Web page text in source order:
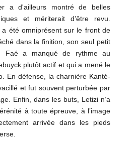
a d'ailleurs montré de belles
et mériterait d’être revu.
a été omniprésent sur le front de
dans la finition, son seul petit
Faé a manqué de rythme au
plutôt actif et qui a mené le
En défense, la charnière Kanté-
et fut souvent perturbée par
Enfin, dans les buts, Letizi n’a
à toute épreuve, à l’image
arrivée dans les pieds